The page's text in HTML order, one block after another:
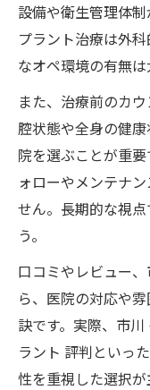
設備や衛生管理体
プラント治療は外
なオペ環境の有無は
また、治療前のカ
腔状態や全身の健
院を選ぶことが重
ォローやメンテナ
せん。長期的な視
う。
口コミやレビュー
ら、医院の対応や
訣です。実際、市
ラント 評判といっ
性を重視した選択が